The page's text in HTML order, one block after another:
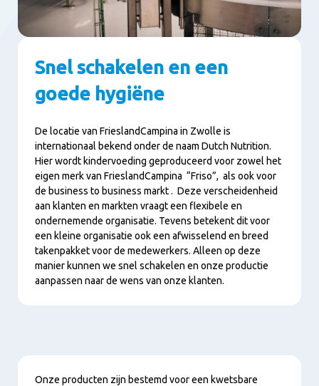
Snel schakelen en een
goede hygiëne
De locatie van FrieslandCampina in Zwolle is
internationaal bekend onder de naam Dutch Nutrition.
Hier wordt kindervoeding geproduceerd voor zowel het
eigen merk van FrieslandCampina “Friso”, als ook voor
de business to business markt . Deze verscheidenheid
aan klanten en markten vraagt een flexibele en
ondernemende organisatie. Tevens betekent dit voor
een kleine organisatie ook een afwisselend en breed
takenpakket voor de medewerkers. Alleen op deze
manier kunnen we snel schakelen en onze productie
aanpassen naar de wens van onze klanten.
Inhalt
Onze producten zijn bestemd voor een kwetsbare